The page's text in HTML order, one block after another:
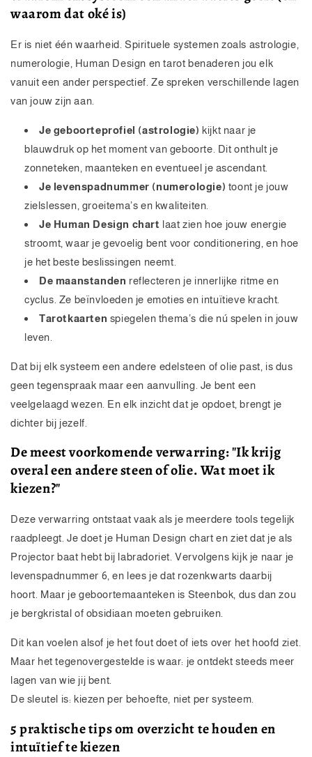
waarom dat oké is)
Er is niet één waarheid. Spirituele systemen zoals astrologie,
numerologie, Human Design en tarot benaderen jou elk
vanuit een ander perspectief. Ze spreken verschillende lagen
van jouw zijn aan.
Je geboorteprofiel (astrologie) kijkt naar je
blauwdruk op het moment van geboorte. Dit onthult je
zonneteken, maanteken en eventueel je ascendant.
Je levenspadnummer (numerologie) toont je jouw
zielslessen, groeitema’s en kwaliteiten.
Je Human Design chart laat zien hoe jouw energie
stroomt, waar je gevoelig bent voor conditionering, en hoe
je het beste beslissingen neemt.
De maanstanden reflecteren je innerlijke ritme en
cyclus. Ze beïnvloeden je emoties en intuïtieve kracht.
Tarotkaarten spiegelen thema’s die nú spelen in jouw
leven.
Dat bij elk systeem een andere edelsteen of olie past, is dus
geen tegenspraak maar een aanvulling. Je bent een
veelgelaagd wezen. En elk inzicht dat je opdoet, brengt je
dichter bij jezelf.
De meest voorkomende verwarring: "Ik krijg
overal een andere steen of olie. Wat moet ik
kiezen?"
Deze verwarring ontstaat vaak als je meerdere tools tegelijk
raadpleegt. Je doet je Human Design chart en ziet dat je als
Projector baat hebt bij labradoriet. Vervolgens kijk je naar je
levenspadnummer 6, en lees je dat rozenkwarts daarbij
hoort. Maar je geboortemaanteken is Steenbok, dus dan zou
je bergkristal of obsidiaan moeten gebruiken.
Dit kan voelen alsof je het fout doet of iets over het hoofd ziet.
Maar het tegenovergestelde is waar: je ontdekt steeds meer
lagen van wie jij bent.
De sleutel is: kiezen per behoefte, niet per systeem.
5 praktische tips om overzicht te houden en
intuïtief te kiezen